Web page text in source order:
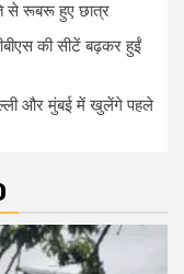
से रूबरू हुए छात्र
की सीटें बढ़कर हुईं
और मुंबई में खुलेंगे पहले